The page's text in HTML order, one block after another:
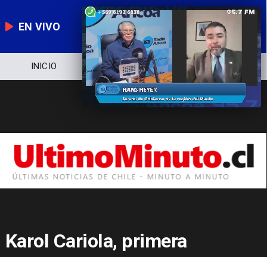
EN VIVO
NOTICIERO POLÍTICA ECONOMÍA
Karol Cariola, primera